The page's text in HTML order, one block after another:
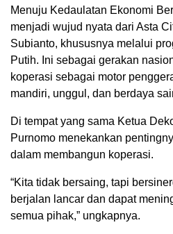
Menuju Kedaulatan Ekonomi
menjadi wujud nyata dari Asta
Subianto, khususnya melalui
Putih. Ini sebagai gerakan
koperasi sebagai motor
mandiri, unggul, dan berdaya
Di tempat yang sama Ketua
Purnomo menekankan
dalam membangun koperasi.
“Kita tidak bersaing, tapi
berjalan lancar dan dapat
semua pihak,” ungkapnya.